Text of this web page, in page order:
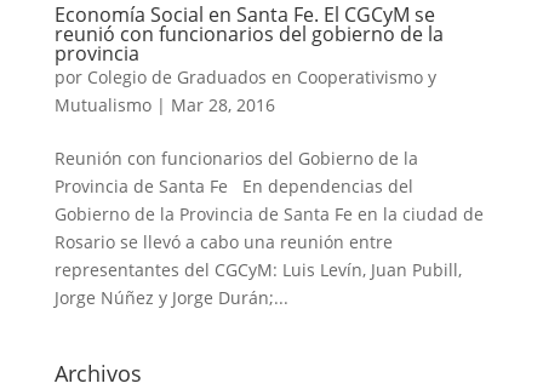
Economía Social en Santa Fe. El CGCyM se
reunió con funcionarios del gobierno de la
provincia
por Colegio de Graduados en Cooperativismo y
Mutualismo| Mar 28, 2016
Reunión con funcionarios del Gobierno de la
Provincia de Santa Fe En dependencias del
Gobierno de la Provincia de Santa Fe en la ciudad de
Rosario se llevó a cabo una reunión entre
representantes del CGCyM: Luis Levín, Juan Pubill,
Jorge Núñez y Jorge Durán;...
Archivos